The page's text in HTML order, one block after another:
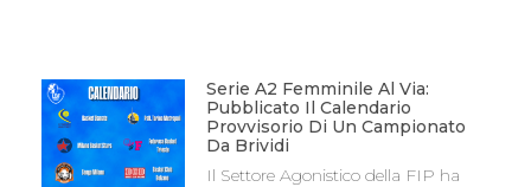
Serie A2 Femminile Al Via:
Pubblicato Il Calendario
Provvisorio Di Un Campionato
Da Brividi
Il Settore Agonistico della FIP ha